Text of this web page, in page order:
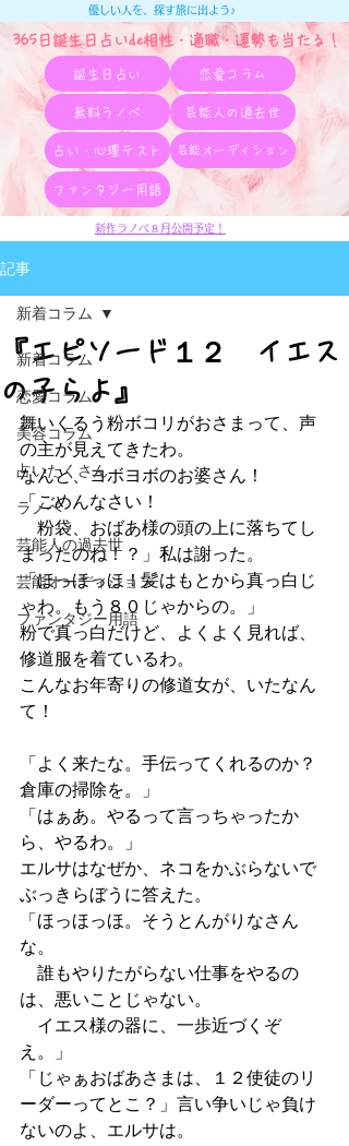
365日誕生日占いde相性・適職・​運勢も当たる！
優しい人を、探す旅に出よう♪
誕生日占い 恋愛コラム
無料ラノベ 芸能人の過去世
占い・心理テスト 芸能オーディション
ファンタジー用語
新作ラノベ８月公開予定！
記事
新着コラム
恋愛コラム
美容コラム
占いたくさん
ラノベ
芸能人の過去世
芸能オーディション
ファンタジー用語
新着コラム
『エピソード１２ イエス
の子らよ』
舞いくるう粉ボコリがおさまって、声
の主が見えてきたわ。
なんと、ヨボヨボのお婆さん！
「ごめんなさい！
粉袋、おばあ様の頭の上に落ちてし
まったのね！？」私は謝った。
「ほっほっほ！髪はもとから真っ白じ
ゃわ。もう８０じゃからの。」
粉で真っ白だけど、よくよく見れば、
修道服を着ているわ。
こんなお年寄りの修道女が、いたなん
て！
「よく来たな。手伝ってくれるのか？
倉庫の掃除を。」
「はぁあ。やるって言っちゃったか
ら、やるわ。」
エルサはなぜか、ネコをかぶらないで
ぶっきらぼうに答えた。
「ほっほっほ。そうとんがりなさん
な。
誰もやりたがらない仕事をやるの
は、悪いことじゃない。
イエス様の器に、一歩近づくぞ
え。」
「じゃぁおばあさまは、１２使徒のリ
ーダーってとこ？」言い争いじゃ負け
ないのよ、エルサは。